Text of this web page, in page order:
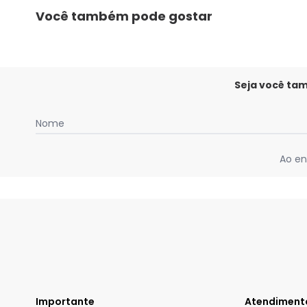
Você também pode gostar
Seja você
Nome
Ao
Importante